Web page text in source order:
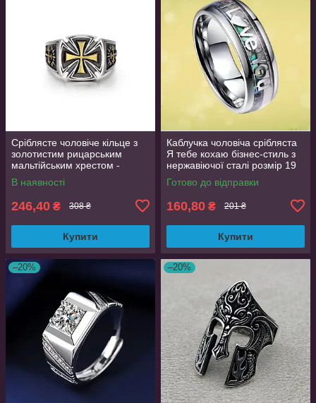
Сріблясте чоловіче кільце з
золотистим рицарським
мальтійським хрестом -
доблесть і честь,
регульований розмір
В наявності
246,40 ₴ 308 ₴
Купити
Каблучка чоловіча срібляста
Я тебе кохаю бізнес-стиль з
нержавіючої сталі розмір 19
OrnatusDivinus758
Готово до відправки
160,80 ₴ 201 ₴
Купити
–20% –20%